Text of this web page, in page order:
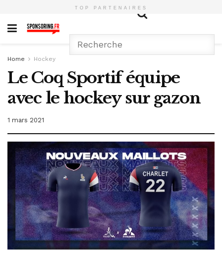
TOP PARTENAIRES
Home Hockey
Le Coq Sportif équipe
avec le hockey sur gazon
1 mars 2021